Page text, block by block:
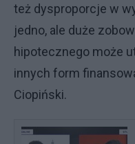
też dysproporcje w
jedno, ale duże
hipotecznego może
innych form
Ciopiński.